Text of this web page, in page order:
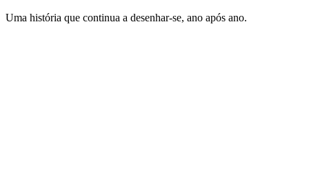
Uma história que continua a desenhar-se, ano após ano.